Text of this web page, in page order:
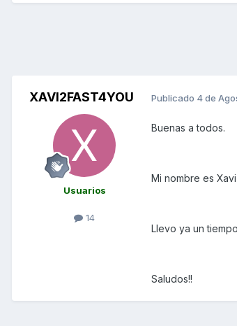
XAVI2FAST4YOU
Usuarios
14
Publicado 4 de
Buenas a todos.
Mi nombre es
Llevo ya un
Saludos!!